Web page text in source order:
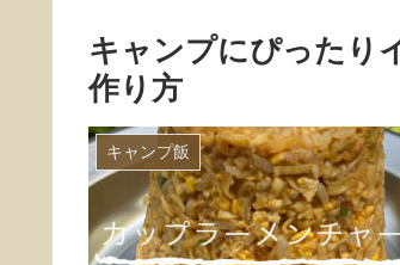
キャンプにぴったり
作り方
キャンプ飯